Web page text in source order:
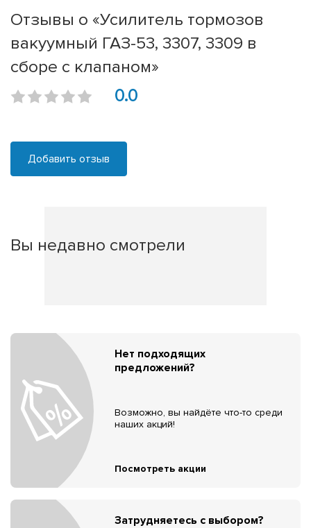
Отзывы о «Усилитель тормозов
вакуумный ГАЗ-53, 3307, 3309 в
сборе с клапаном»
0.0
Добавить отзыв
Вы недавно смотрели
Нет подходящих
предложений?
Возможно, вы найдёте что-то среди
наших акций!
Посмотреть акции
Затрудняетесь с выбором?